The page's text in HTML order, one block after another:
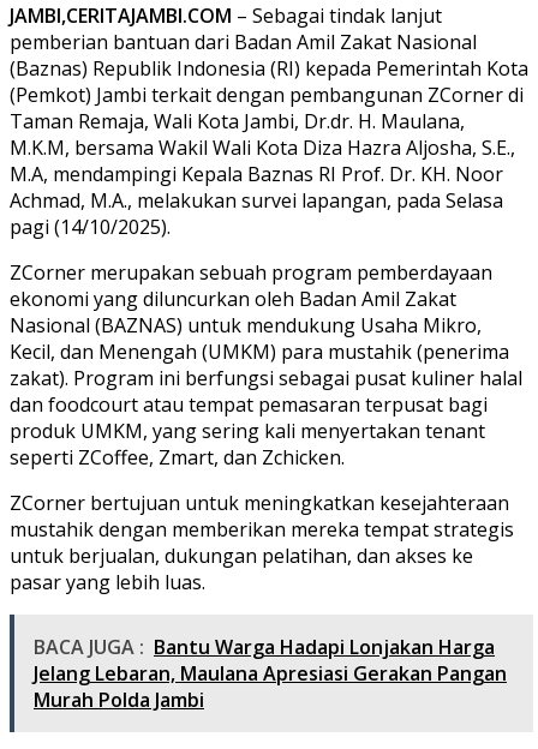
JAMBI,CERITAJAMBI.COM – Sebagai tindak lanjut
pemberian bantuan dari Badan Amil Zakat Nasional
(Baznas) Republik Indonesia (RI) kepada Pemerintah Kota
(Pemkot) Jambi terkait dengan pembangunan ZCorner di
Taman Remaja, Wali Kota Jambi, Dr.dr. H. Maulana,
M.K.M, bersama Wakil Wali Kota Diza Hazra Aljosha, S.E.,
M.A, mendampingi Kepala Baznas RI Prof. Dr. KH. Noor
Achmad, M.A., melakukan survei lapangan, pada Selasa
pagi (14/10/2025).
ZCorner merupakan sebuah program pemberdayaan
ekonomi yang diluncurkan oleh Badan Amil Zakat
Nasional (BAZNAS) untuk mendukung Usaha Mikro,
Kecil, dan Menengah (UMKM) para mustahik (penerima
zakat). Program ini berfungsi sebagai pusat kuliner halal
dan foodcourt atau tempat pemasaran terpusat bagi
produk UMKM, yang sering kali menyertakan tenant
seperti ZCoffee, Zmart, dan Zchicken.
ZCorner bertujuan untuk meningkatkan kesejahteraan
mustahik dengan memberikan mereka tempat strategis
untuk berjualan, dukungan pelatihan, dan akses ke
pasar yang lebih luas.
BACA JUGA : Bantu Warga Hadapi Lonjakan Harga
Jelang Lebaran, Maulana Apresiasi Gerakan Pangan
Murah Polda Jambi